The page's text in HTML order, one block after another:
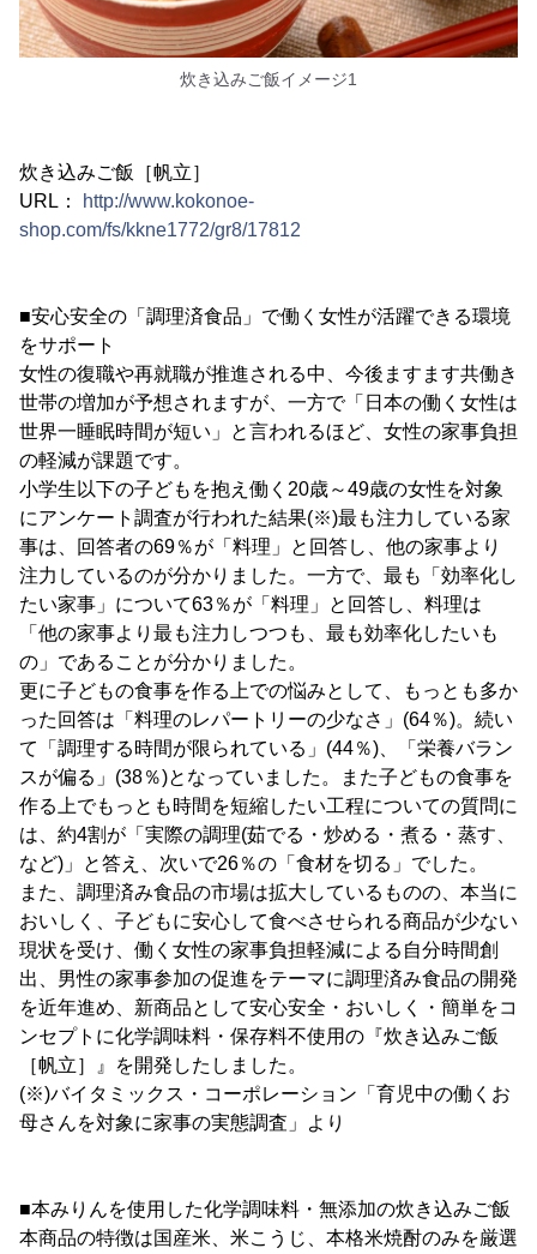
炊き込みご飯イメージ1
炊き込みご飯［帆立］
URL：
http://www.kokonoe-
shop.com/fs/kkne1772/gr8/17812
■安心安全の「調理済食品」で働く女性が活躍できる環境
をサポート
女性の復職や再就職が推進される中、今後ますます共働き
世帯の増加が予想されますが、一方で「日本の働く女性は
世界一睡眠時間が短い」と言われるほど、女性の家事負担
の軽減が課題です。
小学生以下の子どもを抱え働く20歳～49歳の女性を対象
にアンケート調査が行われた結果(※)最も注力している家
事は、回答者の69％が「料理」と回答し、他の家事より
注力しているのが分かりました。一方で、最も「効率化し
たい家事」について63％が「料理」と回答し、料理は
「他の家事より最も注力しつつも、最も効率化したいも
の」であることが分かりました。
更に子どもの食事を作る上での悩みとして、もっとも多か
った回答は「料理のレパートリーの少なさ」(64％)。続い
て「調理する時間が限られている」(44％)、「栄養バラン
スが偏る」(38％)となっていました。また子どもの食事を
作る上でもっとも時間を短縮したい工程についての質問に
は、約4割が「実際の調理(茹でる・炒める・煮る・蒸す、
など)」と答え、次いで26％の「食材を切る」でした。
また、調理済み食品の市場は拡大しているものの、本当に
おいしく、子どもに安心して食べさせられる商品が少ない
現状を受け、働く女性の家事負担軽減による自分時間創
出、男性の家事参加の促進をテーマに調理済み食品の開発
を近年進め、新商品として安心安全・おいしく・簡単をコ
ンセプトに化学調味料・保存料不使用の『炊き込みご飯
［帆立］』を開発したしました。
(※)バイタミックス・コーポレーション「育児中の働くお
母さんを対象に家事の実態調査」より
■本みりんを使用した化学調味料・無添加の炊き込みご飯
本商品の特徴は国産米、米こうじ、本格米焼酎のみを厳選